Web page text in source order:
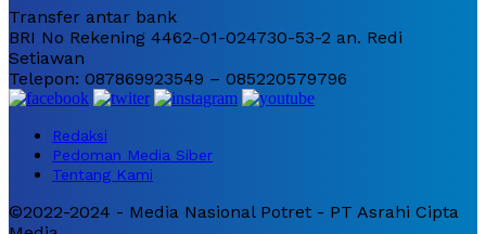
Transfer antar bank
BRI No Rekening 4462-01-024730-53-2 an. Redi
Setiawan
Telepon: 087869923549 – 085220579796
Redaksi
Pedoman Media Siber
Tentang Kami
©2022-2024 - Media Nasional Potret - PT Asrahi Cipta